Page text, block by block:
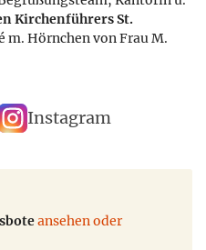
Kirchenführers St.
m. Hörnchen von Frau M.
Instagram
ansehen oder